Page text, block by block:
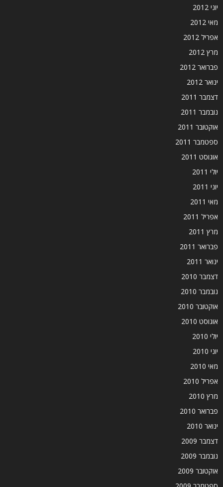
יוני 2012
מאי 2012
אפריל 2012
מרץ 2012
פברואר 2012
ינואר 2012
דצמבר 2011
נובמבר 2011
אוקטובר 2011
ספטמבר 2011
אוגוסט 2011
יולי 2011
יוני 2011
מאי 2011
אפריל 2011
מרץ 2011
פברואר 2011
ינואר 2011
דצמבר 2010
נובמבר 2010
אוקטובר 2010
אוגוסט 2010
יולי 2010
יוני 2010
מאי 2010
אפריל 2010
מרץ 2010
פברואר 2010
ינואר 2010
דצמבר 2009
נובמבר 2009
אוקטובר 2009